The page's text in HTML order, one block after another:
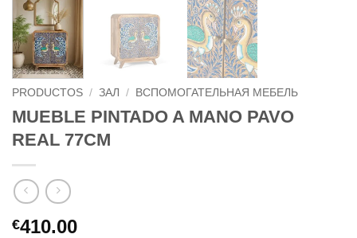
PRODUCTOS / ЗАЛ / ВСПОМОГАТЕЛЬНАЯ МЕБЕЛЬ
MUEBLE PINTADO A MANO PAVO
REAL 77CM
€410.00